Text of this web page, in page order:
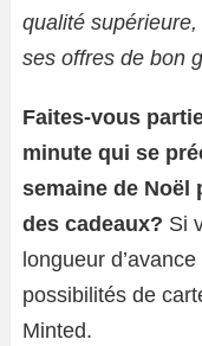
qualité
ses offres de bon
Faites-vous
minute qui se
semaine de Noël
des cadeaux? Si
longueur
possibilités de
Minted.